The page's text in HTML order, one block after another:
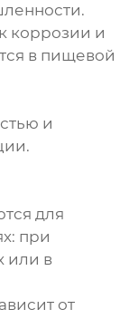
коррозии и
в пищевой
и
для
при
или в
от